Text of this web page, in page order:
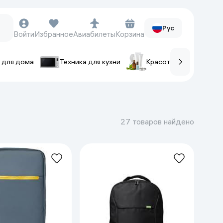
Фитнес-браслеты
Ремешки для часов
Фотоаппараты и видеокамеры
Фотоаппараты
Экшен-камеры
ВойтиИзбранноеАвиабилетыКорзина
Рус
для дома Техника для кухни Красота и уход
27 товаров найдено